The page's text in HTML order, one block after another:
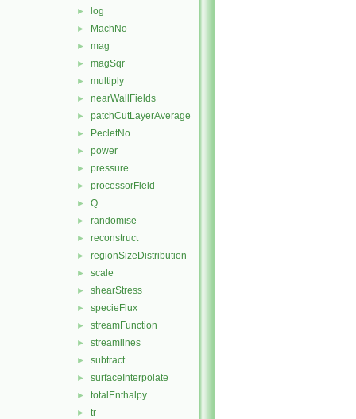
► log
► MachNo
► mag
► magSqr
► multiply
► nearWallFields
► patchCutLayerAverage
► PecletNo
► power
► pressure
► processorField
► Q
► randomise
► reconstruct
► regionSizeDistribution
► scale
► shearStress
► specieFlux
► streamFunction
► streamlines
► subtract
► surfaceInterpolate
► totalEnthalpy
► tr